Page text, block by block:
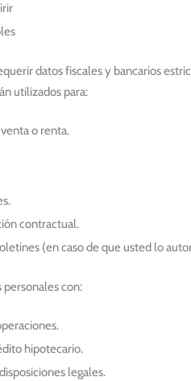
datos fiscales y bancarios
utilizados para:
o renta.
contractual.
(en caso de que usted lo
con:
hipotecario.
legales.